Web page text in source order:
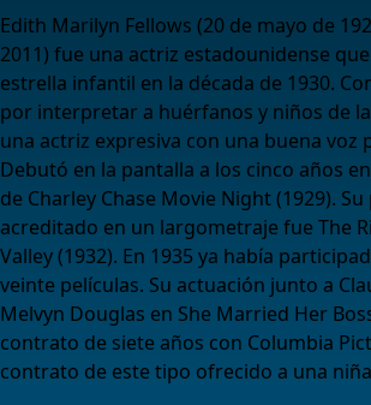
Edith Marilyn Fellows (20 de mayo de
2011)​ fue una actriz estadounidense
estrella infantil en la década de 1930.
por interpretar a huérfanos y niños de
una actriz expresiva con una buena voz
Debutó en la pantalla a los cinco años
de Charley Chase Movie Night (1929).
acreditado en un largometraje fue The
Valley (1932). En 1935 ya había
veinte películas. Su actuación junto a
Melvyn Douglas en She Married Her
contrato de siete años con Columbia
contrato de este tipo ofrecido a una